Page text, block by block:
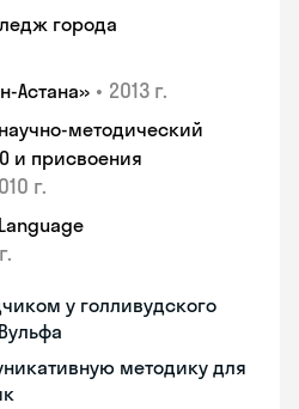
города
Астана» • 2013 г.
методический
и присвоения
г.
у голливудского
методику для